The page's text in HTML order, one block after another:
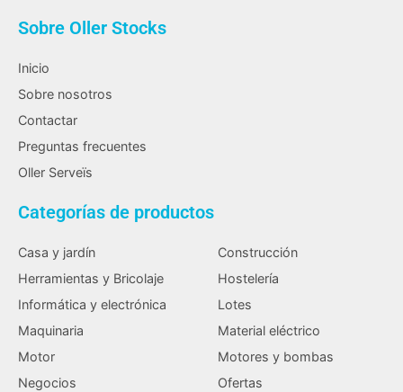
Sobre Oller Stocks
Inicio
Sobre nosotros
Contactar
Preguntas frecuentes
Oller Serveïs
Categorías de productos
Casa y jardín
Construcción
Herramientas y Bricolaje
Hostelería
Informática y electrónica
Lotes
Maquinaria
Material eléctrico
Motor
Motores y bombas
Negocios
Ofertas